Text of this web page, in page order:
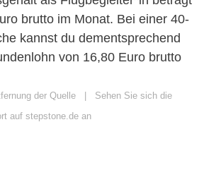
brutto im Monat. Bei einer 40-
kannst du dementsprechend
von 16,80 Euro brutto
der Quelle | Sehen Sie sich die
auf stepstone.de an